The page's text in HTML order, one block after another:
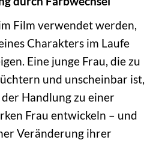
Film verwendet werden,
Charakters im Laufe
Eine junge Frau, die zu
und unscheinbar ist,
Handlung zu einer
Frau entwickeln – und
Veränderung ihrer